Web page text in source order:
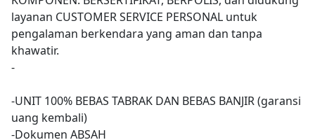
layanan CUSTOMER SERVICE PERSONAL untuk
pengalaman berkendara yang aman dan tanpa
khawatir.
-
-UNIT 100% BEBAS TABRAK DAN BEBAS BANJIR (garansi
uang kembali)
-Dokumen ABSAH